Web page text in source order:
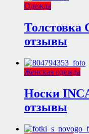
Одежда
Толстовка
отзывы
Женская одежда
Носки
отзывы